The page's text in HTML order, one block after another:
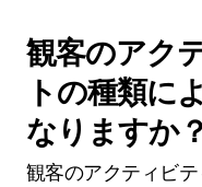
観客のアク
トの種類に
なりますか？
観客のアクティビ